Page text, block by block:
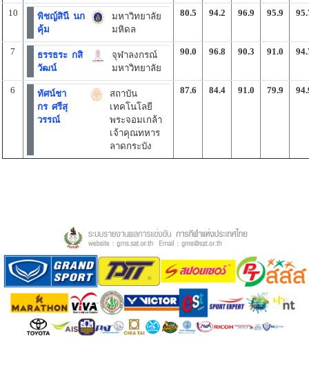
10
พิชญ์สินี นก
คุ้ม
มหาวิทยาลัย
มหิดล
80.5 94.2 96.9 95.9
7
ธรรธระ กสิ
วัฒน์
จุฬาลงกรณ์
มหาวิทยาลัย
90.0 96.8 90.3 91.0
6
ทัศน์ชา
กร ศรีสุ
วรรณ์
สถาบัน
เทคโนโลยี
พระจอมเกล้า
เจ้าคุณทหาร
ลาดกระบัง
87.6 84.4 91.0 79.9